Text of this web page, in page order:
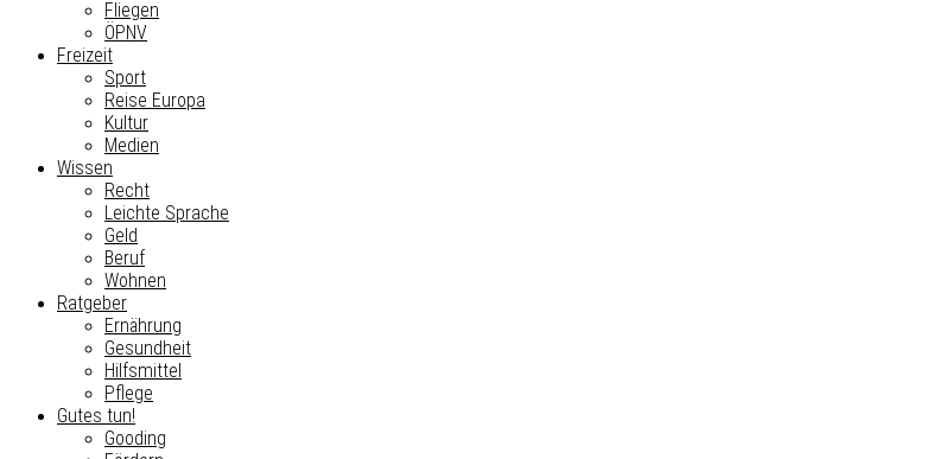
Fliegen
ÖPNV
Freizeit
Sport
Reise Europa
Kultur
Medien
Wissen
Recht
Leichte Sprache
Geld
Beruf
Wohnen
Ratgeber
Ernährung
Gesundheit
Hilfsmittel
Pflege
Gutes tun!
Gooding